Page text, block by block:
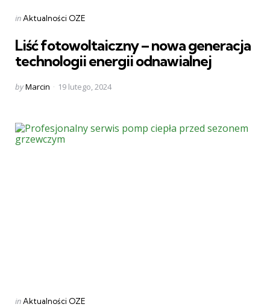
Categories
Posted
inAktualności OZE
Liść fotowoltaiczny – nowa generacja
technologii energii odnawialnej
Posted
byMarcin 19 lutego, 2024
Categories
Posted
inAktualności OZE